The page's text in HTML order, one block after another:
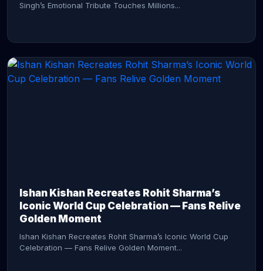
Singh’s Emotional Tribute Touches Millions...
Ishan Kishan Recreates Rohit Sharma’s
Iconic World Cup Celebration — Fans Relive
Golden Moment
Ishan Kishan Recreates Rohit Sharma’s Iconic World Cup
Celebration — Fans Relive Golden Moment...